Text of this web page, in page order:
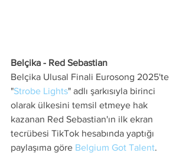
Belçika - Red Sebastian
Belçika Ulusal Finali Eurosong 2025'te
"Strobe Lights" adlı şarkısıyla birinci
olarak ülkesini temsil etmeye hak
kazanan Red Sebastian'ın ilk ekran
tecrübesi TikTok hesabında yaptığı
paylaşıma göre Belgium Got Talent.